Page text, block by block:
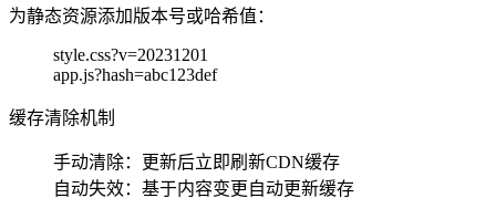
为静态资源添加版本号或哈希值：
style.css?v=20231201
app.js?hash=abc123def
缓存清除机制
手动清除：更新后立即刷新CDN缓存
自动失效：基于内容变更自动更新缓存